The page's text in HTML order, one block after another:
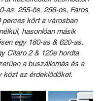
as, 255-ös, 256-os, Faros
perces kört a városban
hasonlóan másik
egy 180-as & 620-as,
Citaro 2 & 120e hordta
a buszállomás és a
közt az érdeklődőket.